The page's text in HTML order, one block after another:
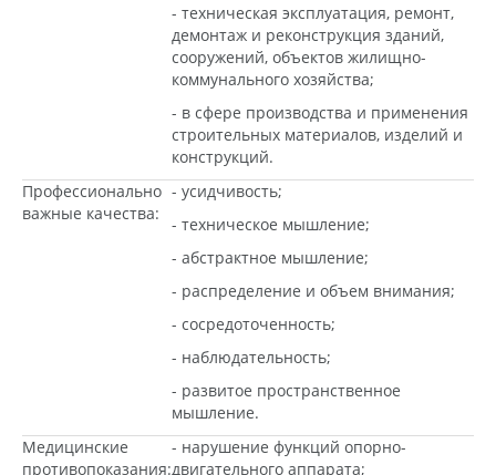
- техническая эксплуатация, ремонт,
демонтаж и реконструкция зданий,
сооружений, объектов жилищно-
коммунального хозяйства;
- в сфере производства и применения
строительных материалов, изделий и
конструкций.
Профессионально
важные качества:
- усидчивость;
- техническое мышление;
- абстрактное мышление;
- распределение и объем внимания;
- сосредоточенность;
- наблюдательность;
- развитое пространственное
мышление.
Медицинские
противопоказания:
- нарушение функций опорно-
двигательного аппарата;